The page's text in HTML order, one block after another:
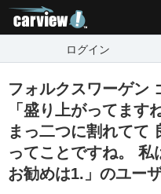
ログイン
フォルクスワーゲン
「盛り上がってます
まっ二つに割れてて
ってことですね。
お勧めは1.」のユー